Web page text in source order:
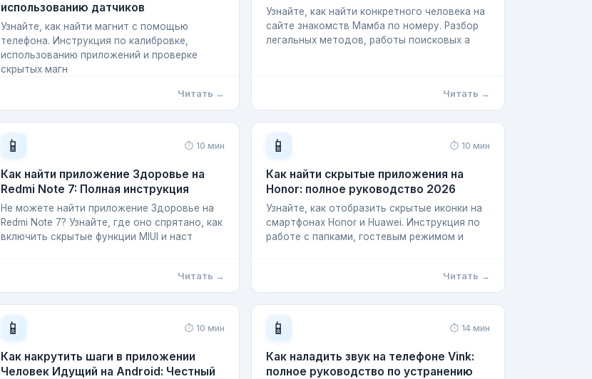
использованию датчиков
Узнайте, как найти магнит с помощью
телефона. Инструкция по калибровке,
использованию приложений и проверке
скрытых магн
Читать →
Узнайте, как найти конкретного человека на
сайте знакомств Мамба по номеру. Разбор
легальных методов, работы поисковых а
Читать →
📱 ⏱ 10 мин
Как найти приложение Здоровье на
Redmi Note 7: Полная инструкция
Не можете найти приложение Здоровье на
Redmi Note 7? Узнайте, где оно спрятано, как
включить скрытые функции MIUI и наст
Читать →
📱 ⏱ 10 мин
Как найти скрытые приложения на
Honor: полное руководство 2026
Узнайте, как отобразить скрытые иконки на
смартфонах Honor и Huawei. Инструкция по
работе с папками, гостевым режимом и
Читать →
📱 ⏱ 10 мин
Как накрутить шаги в приложении
Человек Идущий на Android: Честный
📱 ⏱ 14 мин
Как наладить звук на телефоне Vink:
полное руководство по устранению